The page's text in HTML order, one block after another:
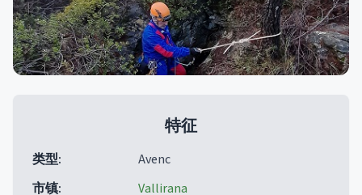
特征
类型:
Avenc
市镇: Vallirana